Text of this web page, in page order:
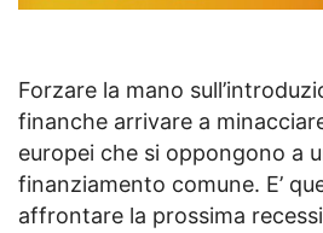
Forzare la mano
finanche arrivare a
europei che si oppongono a
finanziamento comune. E’
affrontare la prossima